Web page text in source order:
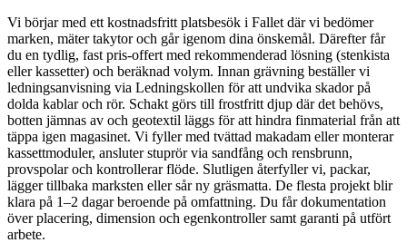
Vi börjar med ett kostnadsfritt platsbesök i Fallet där vi bedömer
marken, mäter takytor och går igenom dina önskemål. Därefter får
du en tydlig, fast pris-offert med rekommenderad lösning (stenkista
eller kassetter) och beräknad volym. Innan grävning beställer vi
ledningsanvisning via Ledningskollen för att undvika skador på
dolda kablar och rör. Schakt görs till frostfritt djup där det behövs,
botten jämnas av och geotextil läggs för att hindra finmaterial från att
täppa igen magasinet. Vi fyller med tvättad makadam eller monterar
kassettmoduler, ansluter stuprör via sandfång och rensbrunn,
provspolar och kontrollerar flöde. Slutligen återfyller vi, packar,
lägger tillbaka marksten eller sår ny gräsmatta. De flesta projekt blir
klara på 1–2 dagar beroende på omfattning. Du får dokumentation
över placering, dimension och egenkontroller samt garanti på utfört
arbete.